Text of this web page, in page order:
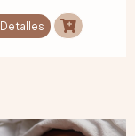
Detalles